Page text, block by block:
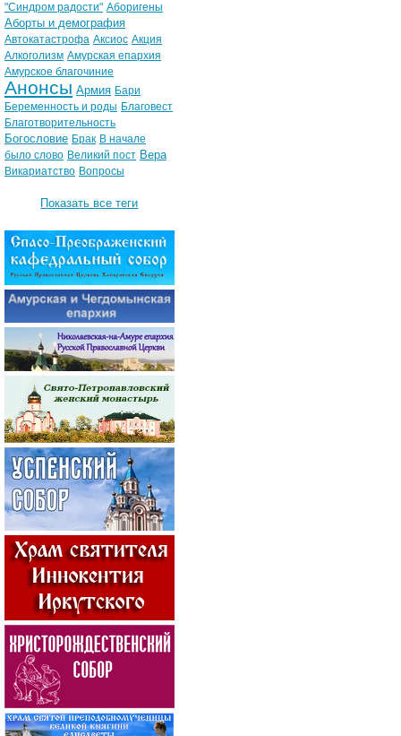
"Синдром радости" Аборигены
Аборты и демография
Автокатастрофа Аксиос Акция
Алкоголизм Амурская епархия
Амурское благочиние
Анонсы Армия Бари
Беременность и роды Благовест
Благотворительность
Богословие Брак В начале
было слово Великий пост Вера
Викариатство Вопросы
Показать все теги